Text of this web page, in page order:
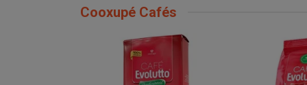
Cooxupé Cafés